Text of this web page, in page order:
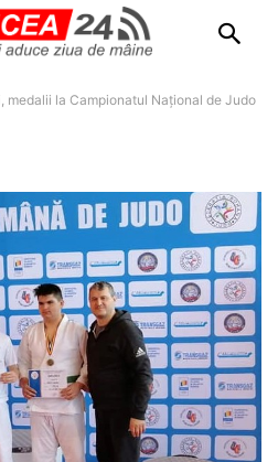
medalii la Campionatul Național de Judo